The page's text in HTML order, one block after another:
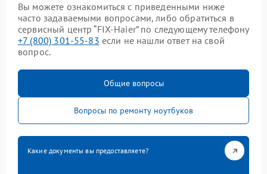
Вы можете ознакомиться с приведенными ниже
часто задаваемыми вопросами, либо обратиться в
сервисный центр “FIX-Haier” по следующему телефону
+7 (800) 301-55-83 если не нашли ответ на свой
вопрос.
Общие вопросы
Вопросы по ремонту ноутбуков
Какие документы вы предоставляете?